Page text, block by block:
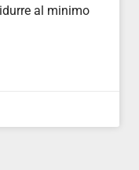
al minimo